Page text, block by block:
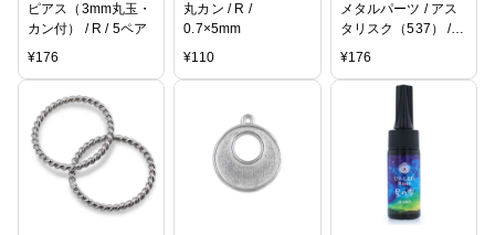
ピアス（3mm丸玉・
カン付） / R / 5ペア
¥176
丸カン / R /
0.7×5mm
¥110
メタルパーツ / アス
タリスク（537） / R
/ 9×8mm / 5pcs
¥176